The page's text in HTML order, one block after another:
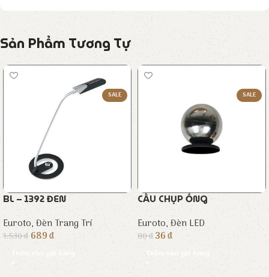
Sản Phẩm Tương Tự
SALE
BL – 1392 ĐEN
Euroto, Đèn Trang Trí
1.530₫ 689₫
Thêm vào giỏ hàng
SALE
CẦU CHỤP ỐNG
Euroto,Đèn LED
80₫36₫
Thêm vào giỏ hàng